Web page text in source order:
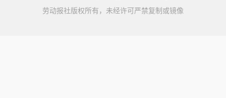
劳动报社版权所有，未经许可严禁复制或镜像